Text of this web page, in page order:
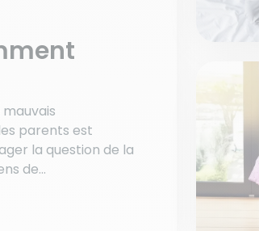
parents est
la question de la
de...